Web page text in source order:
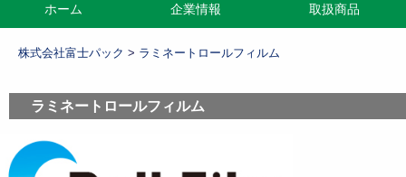
メインメニュー
ン
テ
ツ
へ
動
ホーム 企業情報 取扱商品
株式会社富士パック > ラミネートロールフィルム
ラミネートロールフィルム